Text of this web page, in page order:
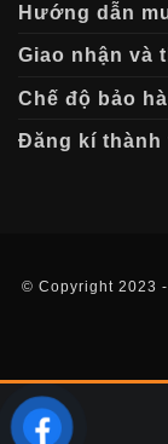
Hướng dẫn
Giao nhận và
Chế độ bảo
Đăng kí thành
© Copyright 2023